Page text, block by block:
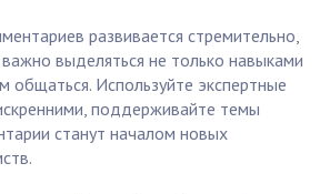
развивается стремительно,
выделяться не только навыками
общаться. Используйте экспертные
поддерживайте темы
станут началом новых